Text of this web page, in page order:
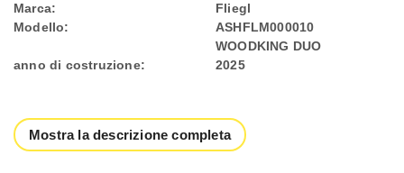
Marca:
Fliegl
Modello:
ASHFLM000010
WOODKING DUO
anno di costruzione:
2025
Mostra la descrizione completa